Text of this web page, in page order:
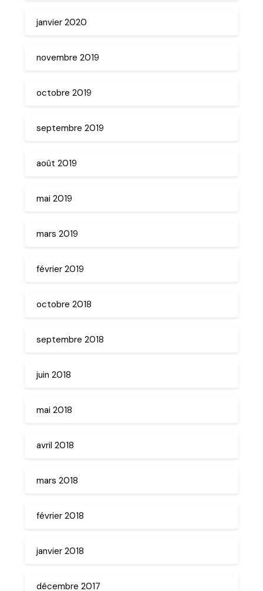
janvier 2020
novembre 2019
octobre 2019
septembre 2019
août 2019
mai 2019
mars 2019
février 2019
octobre 2018
septembre 2018
juin 2018
mai 2018
avril 2018
mars 2018
février 2018
janvier 2018
décembre 2017